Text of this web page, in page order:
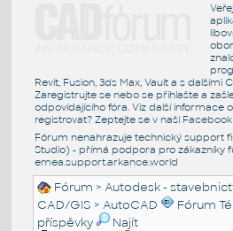
Revit, Fusion, 3ds Max, Vault a s dalšími
Zaregistrujte se nebo se přihlašte a
odpovídajícího fóra. Viz další informace o
registrovat? Zeptejte se v naší
Fórum nenahrazuje technický support
Studio) - přímá podpora pro zákazníky
emea.support.arkance.world
Fórum >Autodesk -
CAD/GIS >AutoCAD Fórum
příspěvky
Najít